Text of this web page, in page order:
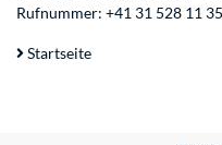
Rufnummer: +41 31 528 11 35
Startseite